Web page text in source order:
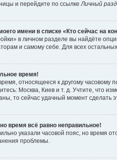
и перейдите по ссылке Личный
имени в списке «Кто сейчас на
в личном разделе вы найдёте
и самому себе. Для всех
время!
относящееся к другому часовому
Москва, Киев и т. д. Учтите, что
то сейчас удачный момент сделать
время всё равно неправильное!
указали часовой пояс, но время
проблемы.